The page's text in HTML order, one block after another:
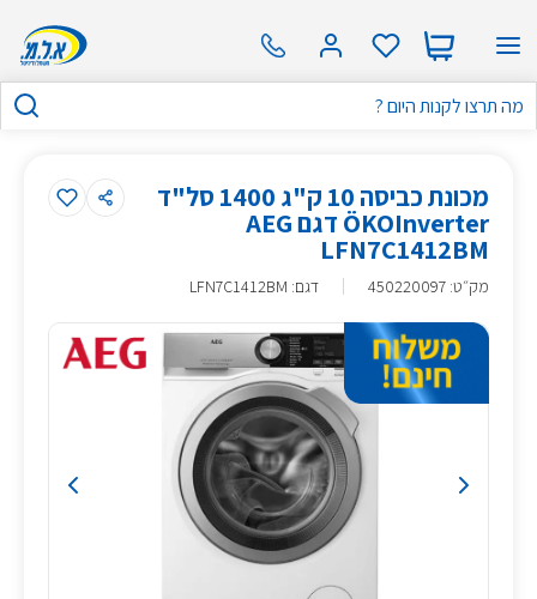
מכונת כביסה 10 ק"ג 1400 סל"ד
ÖKOInverter דגם AEG
LFN7C1412BM
מק״ט:
450220097 דגם: LFN7C1412BM